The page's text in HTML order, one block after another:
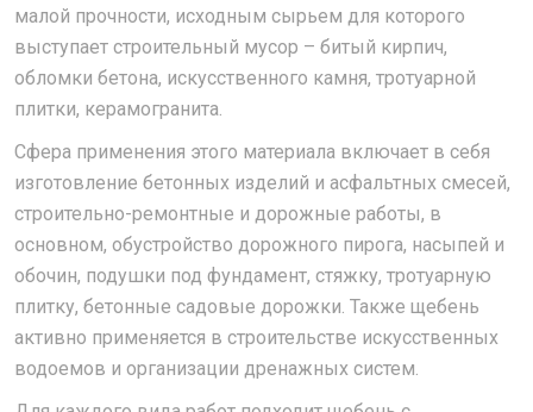
малой прочности, исходным сырьем для которого
выступает строительный мусор – битый кирпич,
обломки бетона, искусственного камня, тротуарной
плитки, керамогранита.
Сфера применения этого материала включает в себя
изготовление бетонных изделий и асфальтных смесей,
строительно-ремонтные и дорожные работы, в
основном, обустройство дорожного пирога, насыпей и
обочин, подушки под фундамент, стяжку, тротуарную
плитку, бетонные садовые дорожки. Также щебень
активно применяется в строительстве искусственных
водоемов и организации дренажных систем.